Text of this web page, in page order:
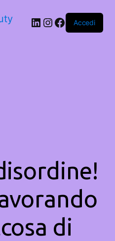
LinkedIn
Instagram
Facebook
Accedi
di